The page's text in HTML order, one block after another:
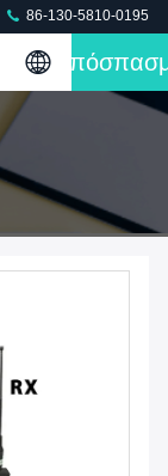
86-130-5810-0195